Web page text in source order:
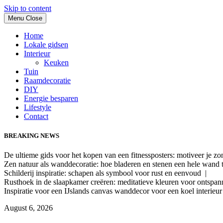
Skip to content
Menu Close
Home
Lokale gidsen
Interieur
Keuken
Tuin
Raamdecoratie
DIY
Energie besparen
Lifestyle
Contact
BREAKING NEWS
De ultieme gids voor het kopen van een fitnessposters: motiveer je
Zen natuur als wanddecoratie: hoe bladeren en stenen een hele
Schilderij inspiratie: schapen als symbool voor rust en eenvoud |
Rusthoek in de slaapkamer creëren: meditatieve kleuren voor
Inspiratie voor een IJslands canvas wanddecor voor een koel
August 6, 2026